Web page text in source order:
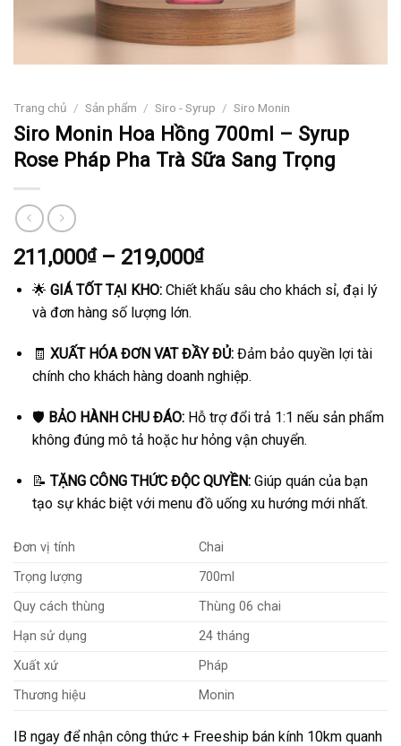
Trang chủ / Sản phẩm / Siro - Syrup / Siro Monin
Siro Monin Hoa Hồng 700ml – Syrup
Rose Pháp Pha Trà Sữa Sang Trọng
211,000₫ – 219,000₫Khoảng
giá:
từ
đến
219,000₫
🌟 GIÁ TỐT TẠI KHO:Chiết khấu sâu cho khách sỉ, đại lý
và đơn hàng số lượng lớn.
🧾 XUẤT HÓA ĐƠN VAT ĐẦY ĐỦ:Đảm bảo quyền lợi tài
chính cho khách hàng doanh nghiệp.
🛡️ BẢO HÀNH CHU ĐÁO:Hỗ trợ đổi trả 1:1 nếu sản phẩm
không đúng mô tả hoặc hư hỏng vận chuyển.
📝 TẶNG CÔNG THỨC ĐỘC QUYỀN:Giúp quán của bạn
tạo sự khác biệt với menu đồ uống xu hướng mới nhất.
Đơn vị tính
Chai
Trọng lượng
700ml
Quy cách thùng
Thùng 06 chai
Hạn sử dụng
24 tháng
Xuất xứ
Pháp
Thương hiệu
Monin
IB ngay để nhận công thức + Freeship bán kính 10km quanh